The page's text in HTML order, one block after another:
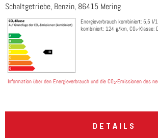
Schaltgetriebe, Benzin, 86415 Mering
Energieverbrauch kombiniert: 5,5 l/
kombiniert: 124 g/km, CO₂-Klasse:
Information über den Energieverbrauch und die CO₂-Emissionen des
DETAILS